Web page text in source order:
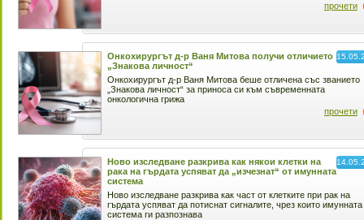
прочети
Онкохирургът д-р Ваня Митова получи отличието
„Знакова личност“
Онкохирургът д-р Ваня Митова беше отличена със званието
„Знакова личност“ за приноса си към съвременната
онкологична грижа
прочети
Ново изследване разкрива как някои клетки на
рака на гърдата успяват да „изчезнат“ от имунната
система
Ново изследване разкрива как част от клетките при рак на
гърдата успяват да потиснат сигналите, чрез които имунната
система ги разпознава